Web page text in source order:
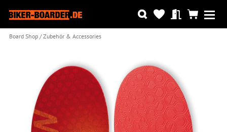
Board Shop Zubehör & Accessories